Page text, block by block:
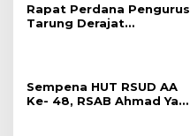
Rapat Perdana Pengurus
Tarung Derajat
Sempena HUT RSUD AA
Ke- 48, RSAB Ahmad Yani